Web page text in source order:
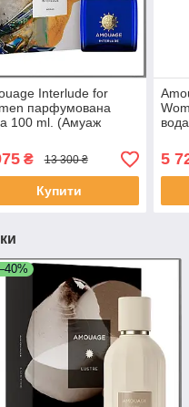
Interlude for
парфумована
100 ml. (Амуаж
₴ 13 300 ₴
Купити
5